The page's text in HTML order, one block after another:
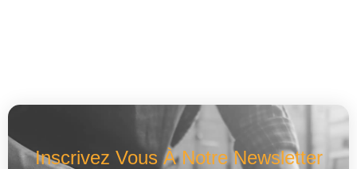
Inscrivez Vous À Notre Newsletter